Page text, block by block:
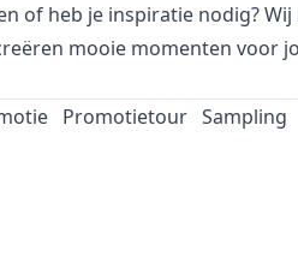
of heb je inspiratie nodig?
mooie momenten voor
Promotietour Sampling